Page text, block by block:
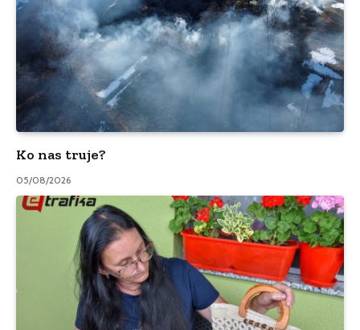
Ko nas truje?
05/08/2026